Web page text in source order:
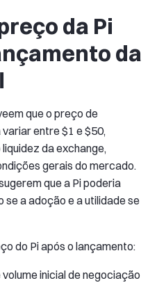
da Pi
da
que o preço de
entre $1 e $50,
da exchange,
gerais do mercado.
que a Pi poderia
se a adoção e a utilidade se
do Pi após o lançamento:
inicial de negociação